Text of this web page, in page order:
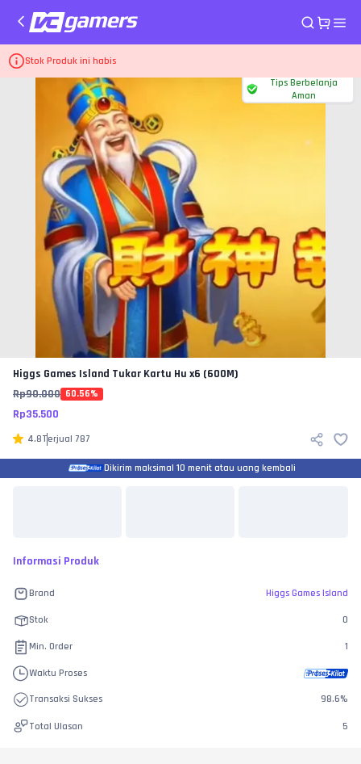
Stok Produk ini habis
Home Top Up Game Higgs Games Island
Tips Berbelanja
Aman
Higgs Games Island Tukar Kartu Hu x6 (600M)
Rp90.000 60.56%
Rp35.500
4.8Terjual 787
Dikirim maksimal 10 menit atau uang kembali
Informasi Produk
Brand Higgs Games Island
Stok 0
Min. Order 1
Waktu Proses
Transaksi Sukses 98.6%
Total Ulasan 5